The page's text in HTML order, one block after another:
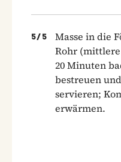
5/ 5
Masse in die
Rohr
20 Minuten
bestreuen
servieren;
erwärmen.